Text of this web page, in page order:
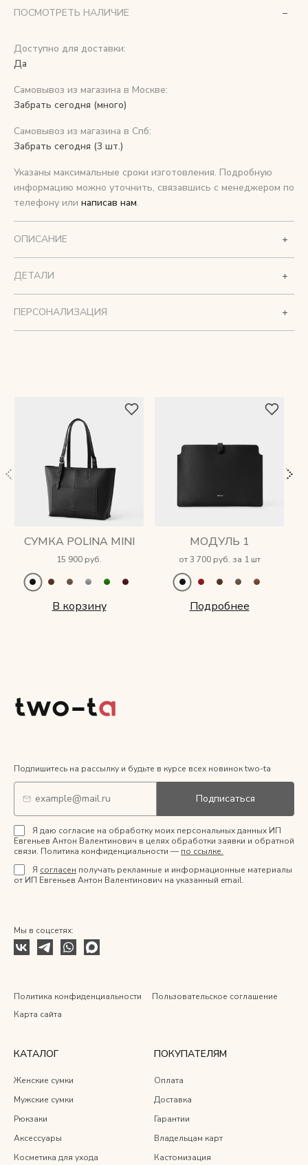
О нас
Контакты
Мы в соцсетях:
+ 7 (812) 748-24-46
ПОСМОТРЕТЬ НАЛИЧИЕ
Доступно для доставки:
Да
Самовывоз из магазина в Москве:
Забрать сегодня (много)
Самовывоз из магазина в Спб:
Забрать сегодня (3 шт.)
Указаны максимальные сроки изготовления. Подробную
информацию можно уточнить, связавшись с менеджером по
телефону или написав нам.
ОПИСАНИЕ
ДЕТАЛИ
ПЕРСОНАЛИЗАЦИЯ
СУМКА POLINA MINI
15 900 руб.
В корзину
МОДУЛЬ 1
от 3 700 руб. за 1 шт
Подробнее
Подпишитесь на рассылку и будьте в курсе всех новинок two-ta
Подписаться
Я даю согласие на обработку моих персональных данных ИП
Евгеньев Антон Валентинович в целях обработки заявки и обратной
связи. Политика конфиденциальности — по ссылке.
Я согласен получать рекламные и информационные материалы
от ИП Евгеньев Антон Валентинович на указанный email.
Мы в соцсетях:
Политика конфиденциальности
Пользовательское соглашение
Карта сайта
КАТАЛОГ
Женские сумки
Мужские сумки
Рюкзаки
Аксессуары
Косметика для ухода
ПОКУПАТЕЛЯМ
Оплата
Доставка
Гарантии
Владельцам карт
Кастомизация